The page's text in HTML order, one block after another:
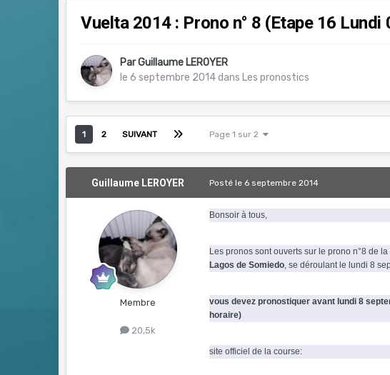
Vuelta 2014 : Prono n° 8 (Etape 16 Lundi
ParGuillaume LEROYER
le 6 septembre 2014dans Les pronostics
1 2 SUIVANT Page 1 sur 2
Guillaume LEROYER
Membre
20,5k
Postéle 6 septembre 2014
Bonsoir à tous,
Les pronos sont ouverts sur le prono n°8 de
Lagos de Somiedo, se déroulant le lundi 8
vous devez pronostiquer avant lundi 8
horaire)
site officiel de la course: